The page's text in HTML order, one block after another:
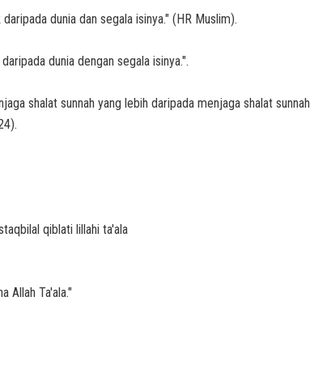
dunia dan segala isinya." (HR Muslim).
dunia dengan segala isinya.".
shalat sunnah yang lebih daripada menjaga shalat sunnah
qiblati lillahi ta'ala
Allah Ta'ala."